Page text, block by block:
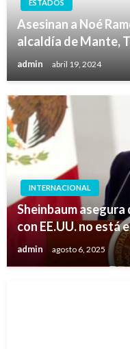
ESTADOS
Asesinan a Noé
alcaldía de Mante,
admin abril 19, 2024
INTERNACIONAL
Sheinbaum
con EE.UU. no está
admin agosto 6, 2025